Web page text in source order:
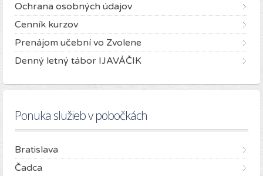
Ochrana osobných údajov
Cenník kurzov
Prenájom učební vo Zvolene
Denný letný tábor IJAVÁČIK
Ponuka služieb v pobočkách
Bratislava
Čadca